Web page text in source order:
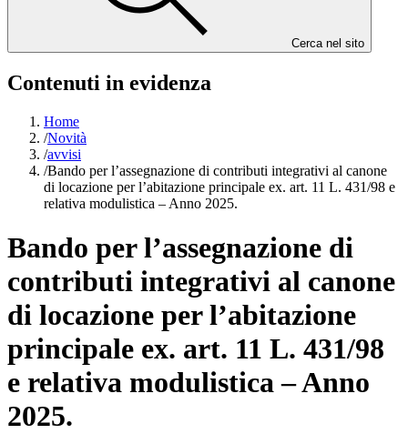
Cerca nel sito
Contenuti in evidenza
Home
/Novità
/avvisi
/Bando per l’assegnazione di contributi integrativi al canone
di locazione per l’abitazione principale ex. art. 11 L. 431/98 e
relativa modulistica – Anno 2025.
Bando per l’assegnazione di
contributi integrativi al canone
di locazione per l’abitazione
principale ex. art. 11 L. 431/98
e relativa modulistica – Anno
2025.